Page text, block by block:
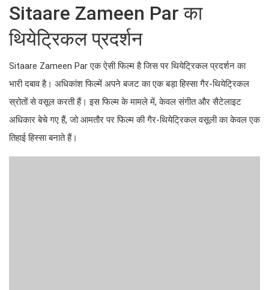
Sitaare Zameen Par का
थियेट्रिकल प्रदर्शन
Sitaare Zameen Par एक ऐसी फिल्म है जिस पर थियेट्रिकल प्रदर्शन का
भारी दबाव है। अधिकांश फिल्में अपने बजट का एक बड़ा हिस्सा गैर-थियेट्रिकल
स्रोतों से वसूल करती हैं। इस फिल्म के मामले में, केवल संगीत और सैटेलाइट
अधिकार बेचे गए हैं, जो आमतौर पर फिल्म की गैर-थियेट्रिकल वसूली का केवल एक
तिहाई हिस्सा बनाते हैं।